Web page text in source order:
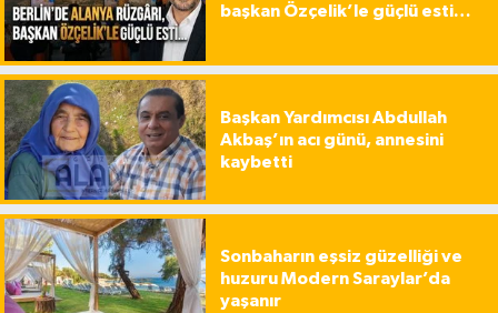
başkan Özçelik’le güçlü esti…
Başkan Yardımcısı Abdullah
Akbaş’ın acı günü, annesini
kaybetti
Sonbaharın eşsiz güzelliği ve
huzuru Modern Saraylar’da
yaşanır